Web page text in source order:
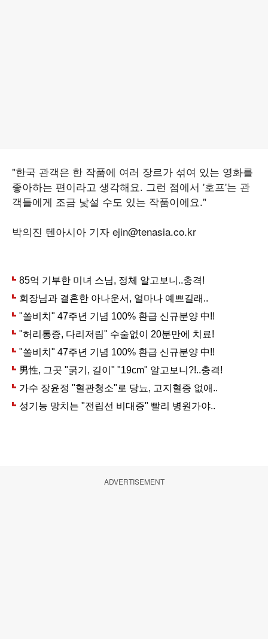
"한국 관객은 한 작품에 여러 장르가 섞여 있는 영화를
좋아하는 편이라고 생각해요. 그런 점에서 '호프'는 관
객들에게 조금 낯설 수도 있는 작품이에요."
박의진 텐아시아 기자 ejin@tenasia.co.kr
ADVERTISEMENT